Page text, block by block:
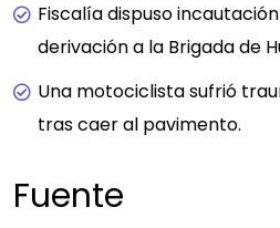
Fiscalía dispuso
derivación a la Brigada de
Una motociclista sufrió
tras caer al pavimento.
Fuente